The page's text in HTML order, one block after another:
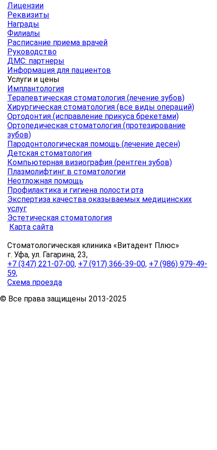
Лицензии
Реквизиты
Награды
Филиалы
Расписание приема врачей
Руководство
ДМС: партнеры
Информация для пациентов
Услуги и цены
Имплантология
Терапевтическая стоматология (лечение зубов)
Хирургическая стоматология (все виды операций)
Ортодонтия (исправление прикуса брекетами)
Ортопедическая стоматология (протезирование
зубов)
Пародонтологическая помощь (лечение десен)
Детская стоматология
Компьютерная визиография (рентген зубов)
Плазмолифтинг в стоматологии
Неотложная помощь
Профилактика и гигиена полости рта
Экспертиза качества оказываемых медицинских
услуг
Эстетическая стоматология
Карта сайта
Стоматологическая клиника «Витадент Плюс»
г. Уфа, ул. Гагарина, 23,
+7 (347) 221-07-00, +7 (917) 366-39-00, +7 (986) 979-49-
59,
Схема проезда
© Все права защищены 2013-2025